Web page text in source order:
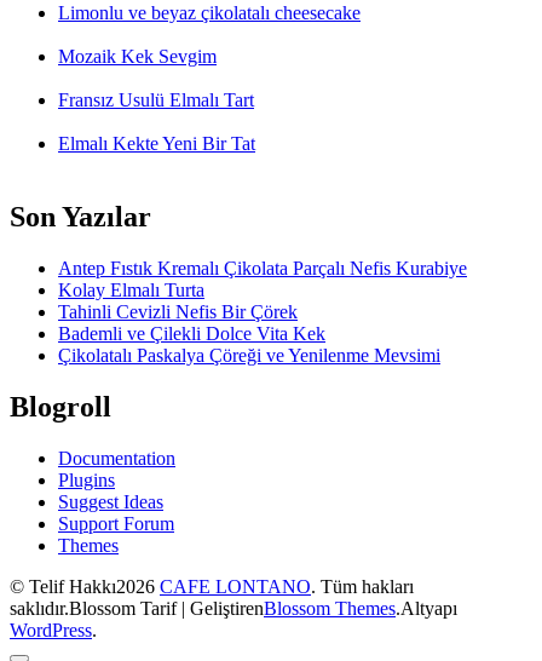
Limonlu ve beyaz çikolatalı cheesecake
Mozaik Kek Sevgim
Fransız Usulü Elmalı Tart
Elmalı Kekte Yeni Bir Tat
Son Yazılar
Antep Fıstık Kremalı Çikolata Parçalı Nefis Kurabiye
Kolay Elmalı Turta
Tahinli Cevizli Nefis Bir Çörek
Bademli ve Çilekli Dolce Vita Kek
Çikolatalı Paskalya Çöreği ve Yenilenme Mevsimi
Blogroll
Documentation
Plugins
Suggest Ideas
Support Forum
Themes
© Telif Hakkı2026 CAFE LONTANO. Tüm hakları
saklıdır.Blossom Tarif | GeliştirenBlossom Themes.Altyapı
WordPress.